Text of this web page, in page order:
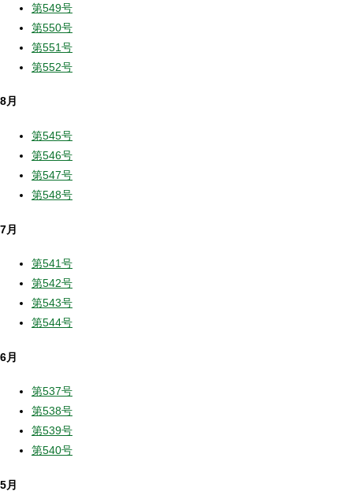
第549号
第550号
第551号
第552号
8月
第545号
第546号
第547号
第548号
7月
第541号
第542号
第543号
第544号
6月
第537号
第538号
第539号
第540号
5月